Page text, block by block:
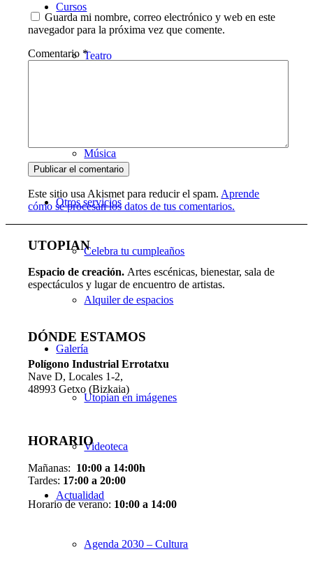
Cursos
Teatro
Música
Otros servicios
Celebra tu cumpleaños
Alquiler de espacios
Galería
Utopian en imágenes
Videoteca
Actualidad
Agenda 2030 – Cultura
Guarda mi nombre, correo electrónico y web en este
navegador para la próxima vez que comente.
Comentario *
Este sitio usa Akismet para reducir el spam. Aprende
cómo se procesan los datos de tus comentarios.
UTOPIAN
Espacio de creación. Artes escénicas, bienestar, sala de
espectáculos y lugar de encuentro de artistas.
DÓNDE ESTAMOS
Polígono Industrial Errotatxu
Nave D, Locales 1-2,
48993 Getxo (Bizkaia)
HORARIO
Mañanas: 10:00 a 14:00h
Tardes: 17:00 a 20:00
Horario de verano: 10:00 a 14:00